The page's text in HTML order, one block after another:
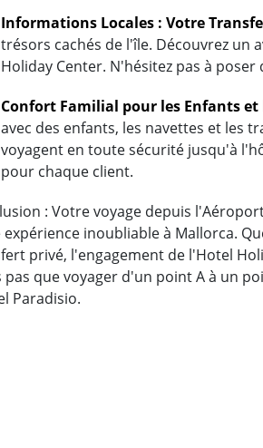
Informations Locales : Votre
trésors cachés de l'île. Découvrez un
Holiday Center. N'hésitez pas à
Confort Familial pour les Enfants et
avec des enfants, les navettes et les
voyagent en toute sécurité jusqu'à
pour chaque client.
: Votre voyage depuis
inoubliable à Mallorca.
privé, l'engagement de l'Hotel
pas que voyager d'un point A à un
Paradisio.